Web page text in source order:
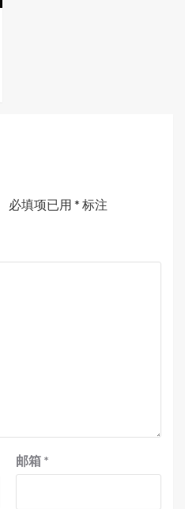
必填项已用 * 标注
邮箱 *